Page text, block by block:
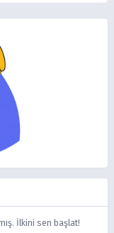
İlkini sen başlat!